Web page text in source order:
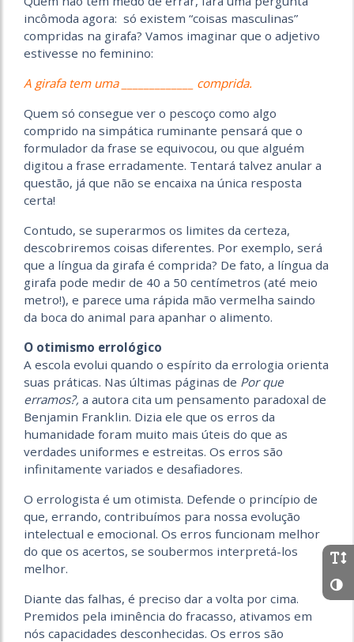
incômoda agora: só existem “coisas masculinas”
compridas na girafa? Vamos imaginar que o adjetivo
estivesse no feminino:
A girafa tem uma _____________ comprida.
Quem só consegue ver o pescoço como algo
comprido na simpática ruminante pensará que o
formulador da frase se equivocou, ou que alguém
digitou a frase erradamente. Tentará talvez anular a
questão, já que não se encaixa na única resposta
certa!
Contudo, se superarmos os limites da certeza,
descobriremos coisas diferentes. Por exemplo, será
que a língua da girafa é comprida? De fato, a língua da
girafa pode medir de 40 a 50 centímetros (até meio
metro!), e parece uma rápida mão vermelha saindo
da boca do animal para apanhar o alimento.
O otimismo errológico
A escola evolui quando o espírito da errologia orienta
suas práticas. Nas últimas páginas de Por que
erramos?, a autora cita um pensamento paradoxal de
Benjamin Franklin. Dizia ele que os erros da
humanidade foram muito mais úteis do que as
verdades uniformes e estreitas. Os erros são
infinitamente variados e desafiadores.
O errologista é um otimista. Defende o princípio de
que, errando, contribuímos para nossa evolução
intelectual e emocional. Os erros funcionam melhor
do que os acertos, se soubermos interpretá-los
melhor.
Diante das falhas, é preciso dar a volta por cima.
Premidos pela iminência do fracasso, ativamos em
nós capacidades desconhecidas. Os erros são